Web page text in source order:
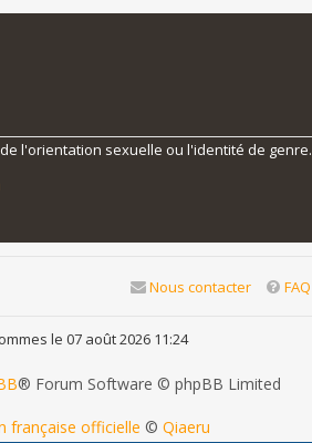
l'orientation sexuelle ou l'identité de genre.
FAQ
Nous contacter
le 07 août 2026 11:24
® Forum Software © phpBB Limited
française officielle © Qiaeru